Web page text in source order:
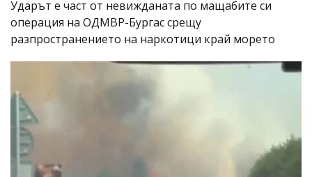
Ударът е част от невижданата по мащабите си
операция на ОДМВР-Бургас срещу
разпространението на наркотици край морето